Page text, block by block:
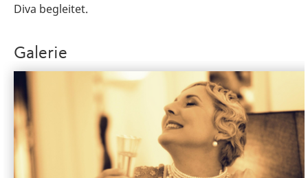
Diva begleitet.
Galerie